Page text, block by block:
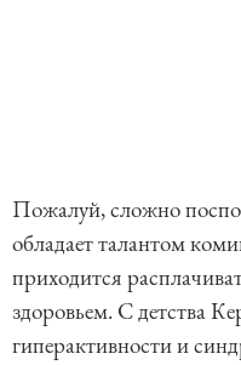
Пожалуй, сложно
обладает талантом
приходится
здоровьем. С детства
гиперактивности и